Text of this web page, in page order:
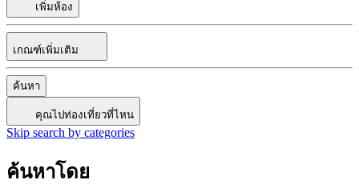
เพิ่มห้อง
เกณฑ์เพิ่มเติม
ค้นหา
คุณไปท่องเที่ยวที่ไหน
Skip search by categories
ค้นหาโดย